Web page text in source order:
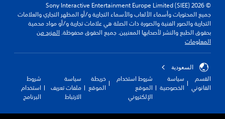
© 2026 Sony Interactive Entertainment Europe Limited (SIEE)
جميع المحتويات وأسماء الألعاب والأسماء التجارية و/أو المظهر التجاري والعلامات
التجارية والصور الفنية والصورة ذات الصلة هي علامات تجارية و/أو مواد محمية
بحقوق الطبع والنشر لأصحابها المعنيين. جميع الحقوق محفوظة. المزيد من
المعلومات
السعودية
القسم
القانوني
سياسة
الخصوصية
شروط استخدام
الموقع
الإلكتروني
خريطة
الموقع
سياسة
ملفات تعريف
الارتباط
شروط
استخدام
البرنامج